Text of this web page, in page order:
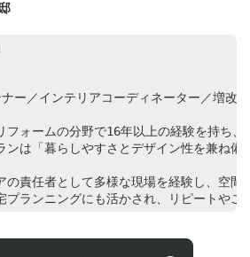
ー／インテリアコーディネーター／増改
フォームの分野で16年以上の経験を持ち
ンは「暮らしやすさとデザイン性を兼ね
の責任者として多様な現場を経験し、空間
プランニングにも活かされ、リピートや